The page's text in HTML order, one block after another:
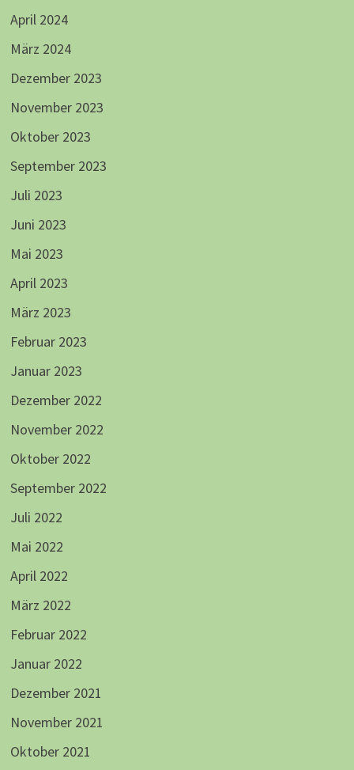
April 2024
März 2024
Dezember 2023
November 2023
Oktober 2023
September 2023
Juli 2023
Juni 2023
Mai 2023
April 2023
März 2023
Februar 2023
Januar 2023
Dezember 2022
November 2022
Oktober 2022
September 2022
Juli 2022
Mai 2022
April 2022
März 2022
Februar 2022
Januar 2022
Dezember 2021
November 2021
Oktober 2021